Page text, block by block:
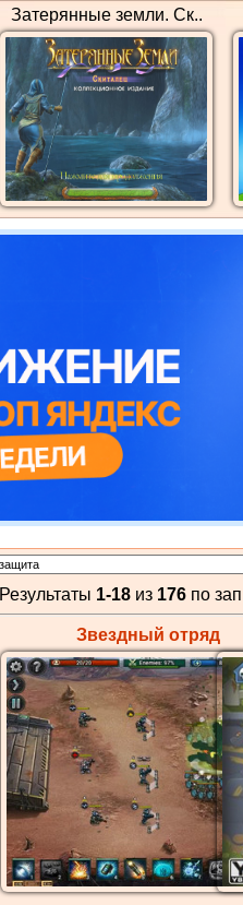
Затерянные земли. Ск..
Результаты 1-18 из 176 по
Звездный отряд